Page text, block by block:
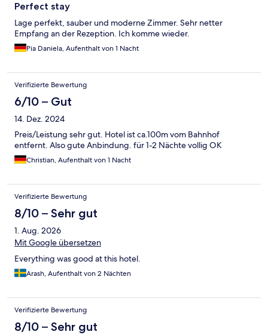
Perfect stay
Lage perfekt, sauber und moderne Zimmer. Sehr netter
Empfang an der Rezeption. Ich komme wieder.
Pia Daniela, Aufenthalt von 1 Nacht
Verifizierte Bewertung
6/10 – Gut
14. Dez. 2024
Preis/Leistung sehr gut. Hotel ist ca.100m vom Bahnhof
entfernt. Also gute Anbindung. für 1-2 Nächte vollig OK
Christian, Aufenthalt von 1 Nacht
Verifizierte Bewertung
8/10 – Sehr gut
1. Aug. 2026
Mit Google übersetzen
Everything was good at this hotel.
Arash, Aufenthalt von 2 Nächten
Verifizierte Bewertung
8/10 – Sehr gut